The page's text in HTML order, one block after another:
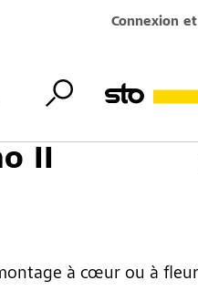
Connexion
II
à cœur ou à fleur